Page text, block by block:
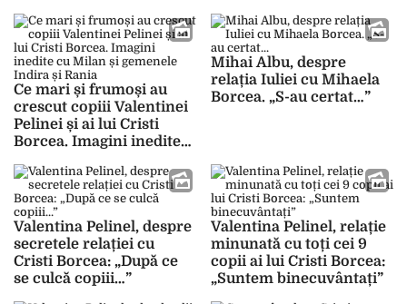
Ce mari și frumoși au
crescut copiii Valentinei
Pelinei și ai lui Cristi
Borcea. Imagini inedite
Indira și Rania
Mihai Albu, despre
relația Iuliei cu Mihaela
Borcea. „S-au certat…”
Valentina Pelinel, despre
secretele relației cu
Cristi Borcea: „După ce
se culcă copiii…”
Valentina Pelinel, relație
minunată cu toți cei 9
copii ai lui Cristi Borcea:
„Suntem binecuvântați”